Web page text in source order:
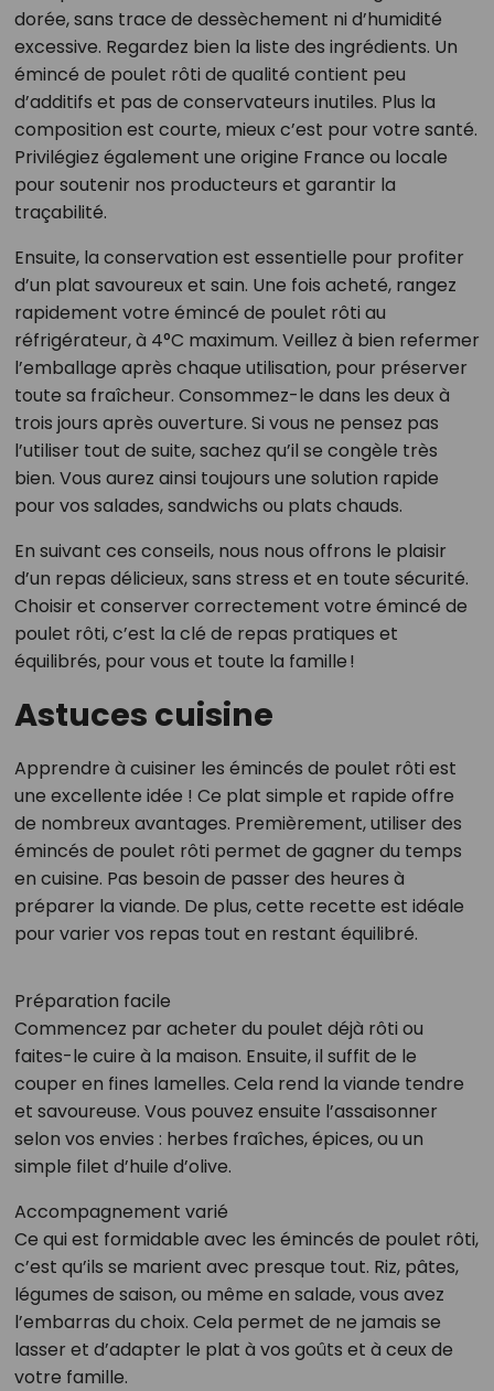
dorée, sans trace de dessèchement ni d’humidité
excessive. Regardez bien la liste des ingrédients. Un
émincé de poulet rôti de qualité contient peu
d’additifs et pas de conservateurs inutiles. Plus la
composition est courte, mieux c’est pour votre santé.
Privilégiez également une origine France ou locale
pour soutenir nos producteurs et garantir la
traçabilité.
Ensuite, la conservation est essentielle pour profiter
d’un plat savoureux et sain. Une fois acheté, rangez
rapidement votre émincé de poulet rôti au
réfrigérateur, à 4°C maximum. Veillez à bien refermer
l’emballage après chaque utilisation, pour préserver
toute sa fraîcheur. Consommez-le dans les deux à
trois jours après ouverture. Si vous ne pensez pas
l’utiliser tout de suite, sachez qu’il se congèle très
bien. Vous aurez ainsi toujours une solution rapide
pour vos salades, sandwichs ou plats chauds.
En suivant ces conseils, nous nous offrons le plaisir
d’un repas délicieux, sans stress et en toute sécurité.
Choisir et conserver correctement votre émincé de
poulet rôti, c’est la clé de repas pratiques et
équilibrés, pour vous et toute la famille !
Astuces cuisine
Apprendre à cuisiner les émincés de poulet rôti est
une excellente idée ! Ce plat simple et rapide offre
de nombreux avantages. Premièrement, utiliser des
émincés de poulet rôti permet de gagner du temps
en cuisine. Pas besoin de passer des heures à
préparer la viande. De plus, cette recette est idéale
pour varier vos repas tout en restant équilibré.
Préparation facile
Commencez par acheter du poulet déjà rôti ou
faites-le cuire à la maison. Ensuite, il suffit de le
couper en fines lamelles. Cela rend la viande tendre
et savoureuse. Vous pouvez ensuite l’assaisonner
selon vos envies : herbes fraîches, épices, ou un
simple filet d’huile d’olive.
Accompagnement varié
Ce qui est formidable avec les émincés de poulet rôti,
c’est qu’ils se marient avec presque tout. Riz, pâtes,
légumes de saison, ou même en salade, vous avez
l’embarras du choix. Cela permet de ne jamais se
lasser et d’adapter le plat à vos goûts et à ceux de
votre famille.